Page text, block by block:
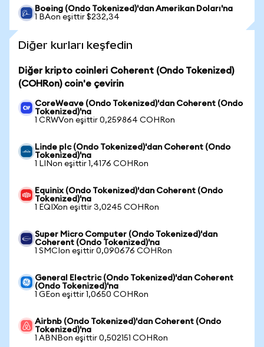
Boeing (Ondo Tokenized)'dan Amerikan Doları'na
1 BAon eşittir $232,34
Diğer kurları keşfedin
Diğer kripto coinleri Coherent (Ondo Tokenized)
(COHRon) coin'e çevirin
CoreWeave (Ondo Tokenized)'dan Coherent (Ondo
Tokenized)'na
1 CRWVon eşittir 0,259864 COHRon
Linde plc (Ondo Tokenized)'dan Coherent (Ondo
Tokenized)'na
1 LINon eşittir 1,4176 COHRon
Equinix (Ondo Tokenized)'dan Coherent (Ondo
Tokenized)'na
1 EQIXon eşittir 3,0245 COHRon
Super Micro Computer (Ondo Tokenized)'dan
Coherent (Ondo Tokenized)'na
1 SMCIon eşittir 0,090676 COHRon
General Electric (Ondo Tokenized)'dan Coherent
(Ondo Tokenized)'na
1 GEon eşittir 1,0650 COHRon
Airbnb (Ondo Tokenized)'dan Coherent (Ondo
Tokenized)'na
1 ABNBon eşittir 0,502151 COHRon